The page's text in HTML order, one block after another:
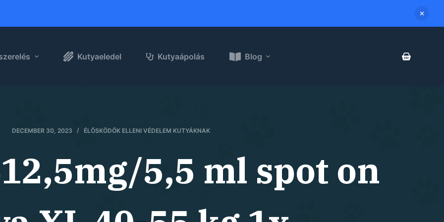
Kutyaeledel Kutyaápolás Blog
DECEMBER 30, 2023 ÉLŐSKÖDŐK ELLENI VÉDELEM KUTYÁKNAK
5,5 ml spot on